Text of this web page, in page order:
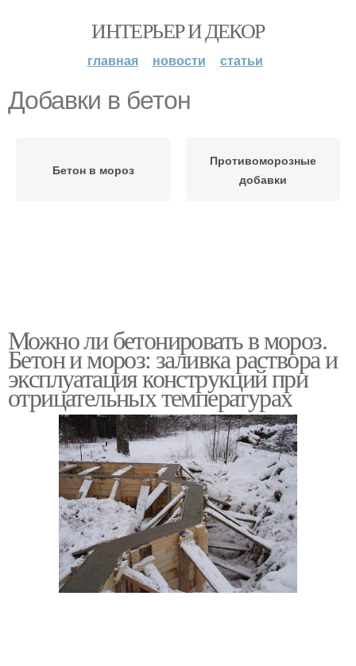
ИНТЕРЬЕР И ДЕКОР
главная новости статьи
Добавки в бетон
Бетон в мороз
Противоморозные
добавки
Можно ли бетонировать в мороз.
Бетон и мороз: заливка раствора и
эксплуатация конструкций при
отрицательных температурах